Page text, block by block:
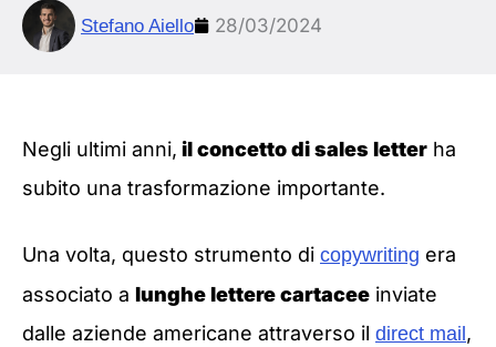
Stefano Aiello 28/03/2024
Negli ultimi anni, il concetto di sales letter ha
subito una trasformazione importante.
Una volta, questo strumento di copywriting era
associato a lunghe lettere cartacee inviate
dalle aziende americane attraverso il direct mail ,